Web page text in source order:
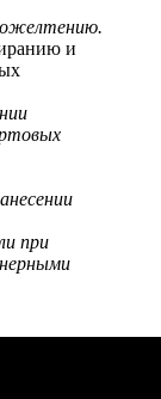
и
при